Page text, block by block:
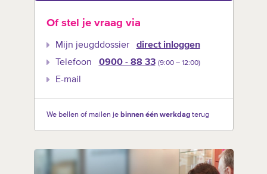
Of stel je vraag via
Mijn jeugddossier
direct inloggen
Telefoon
0900 - 88 33 (9:00 –‍ 12:00)
E-mail
We bellen of mailen je binnen één werkdagterug